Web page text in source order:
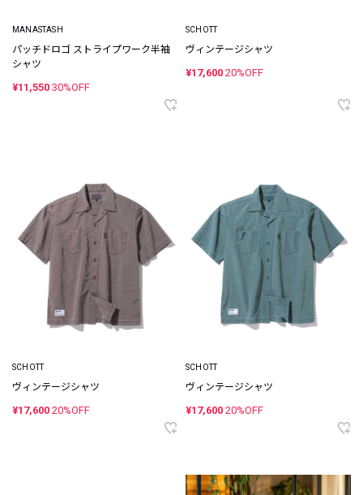
MANASTASH
パッチドロゴ ストライプワーク半袖
シャツ
¥11,550 30%OFF
SCHOTT
ヴィンテージシャツ
¥17,600 20%OFF
SCHOTT
ヴィンテージシャツ
¥17,600 20%OFF
SCHOTT
ヴィンテージシャツ
¥17,600 20%OFF